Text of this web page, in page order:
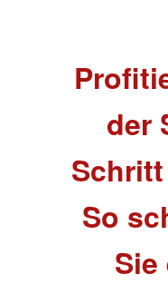
der
So
Sie